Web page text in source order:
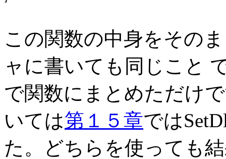
この関数の中身をその
ャに書いても同じこと
で関数にまとめただけ
いては第１５章では
た。どちらを使っても